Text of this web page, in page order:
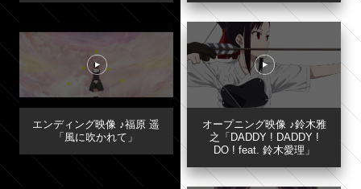
CHARACTER
SPECIAL
エンディング映像 ♪福原 遥
「風に吹かれて」
オープニング映像 ♪鈴木雅
之「DADDY ! DADDY !
DO ! feat. 鈴木愛理」